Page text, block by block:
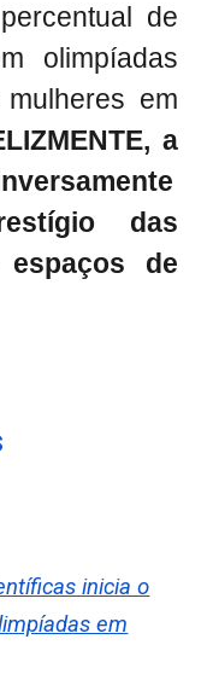
de
olimpíadas
em
a
das
de
inicia o
em